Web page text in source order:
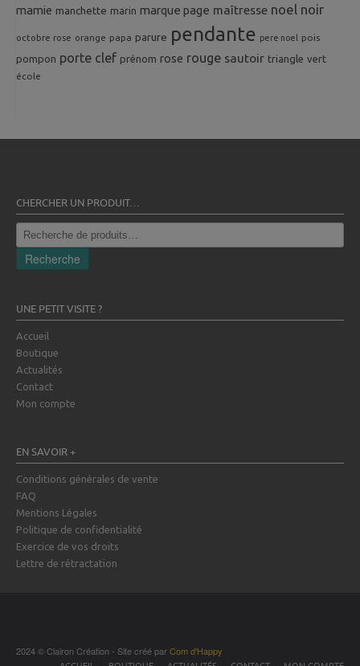
mamie manchette marin marque page maîtresse noel noir
octobre rose orange papa parure pendante pere noel pois
pompon porte clef prénom rose rouge sautoir triangle vert
école
CHERCHER UN PRODUIT…
Recherche
pour :
Recherche
UNE PETIT VISITE ?
Accueil
Boutique
Actualités
Contact
Mon compte
EN SAVOIR +
Conditions générales de vente
FAQ
Mentions Légales
Politique de confidentialité
Exercice de vos droits
Lettre de rétractation
2024 © Clairon Création - Site créé parCom d'Happy